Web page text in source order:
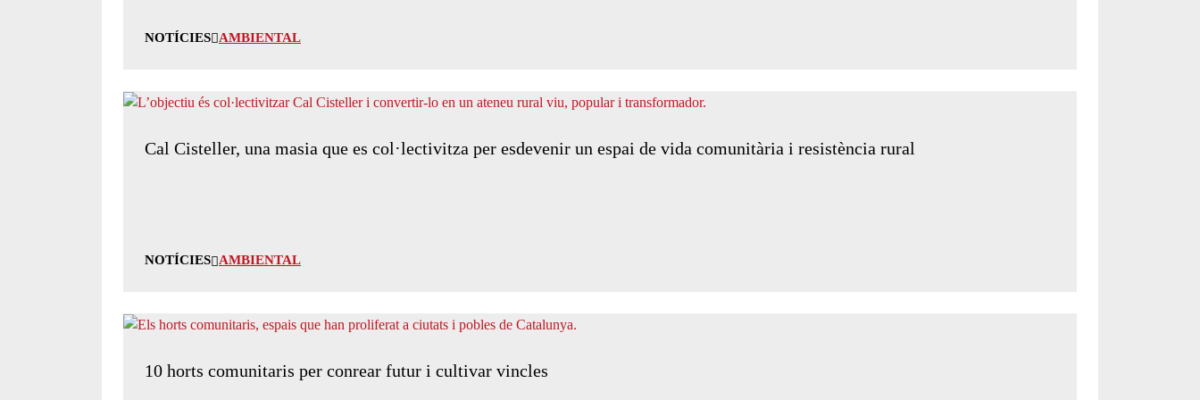
NOTÍCIES AMBIENTAL
Cal Cisteller, una masia que es col·lectivitza per esdevenir un espai de vida comunitària i resistència rural
NOTÍCIES AMBIENTAL
10 horts comunitaris per conrear futur i cultivar vincles